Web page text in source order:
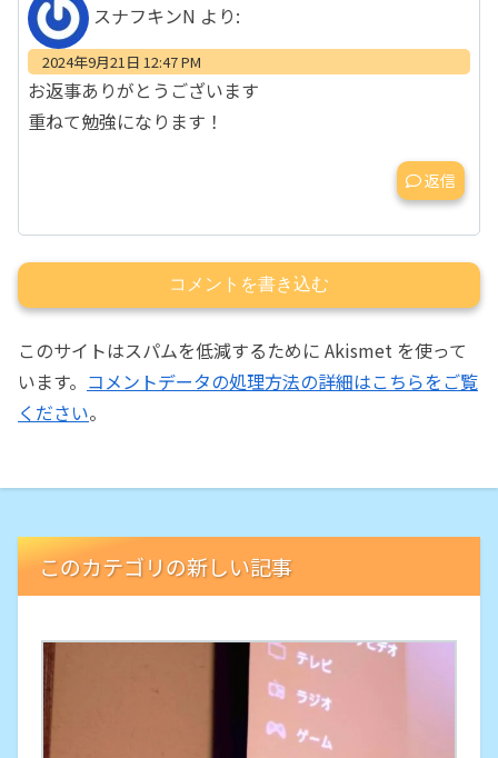
スナフキンN より:
2024年9月21日 12:47 PM
お返事ありがとうございます
重ねて勉強になります！
返信
コメントを書き込む
このサイトはスパムを低減するために Akismet を使って
います。 コメントデータの処理方法の詳細はこちらをご覧
ください。
このカテゴリの新しい記事